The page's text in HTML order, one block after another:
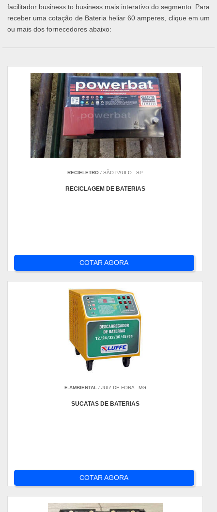
facilitador business to business mais interativo do segmento. Para
receber uma cotação de Bateria heliar 60 amperes, clique em um
ou mais dos fornecedores abaixo:
RECIELETRO / SÃO PAULO - SP
RECICLAGEM DE BATERIAS
COTAR AGORA
E-AMBIENTAL / JUIZ DE FORA - MG
SUCATAS DE BATERIAS
COTAR AGORA